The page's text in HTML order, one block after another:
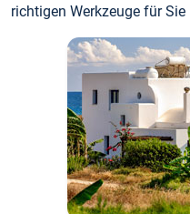
richtigen Werkzeuge für Sie